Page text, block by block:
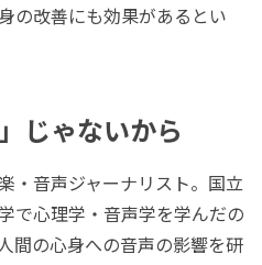
の改善にも効果があるとい
じゃないから
・音声ジャーナリスト。国立
で心理学・音声学を学んだの
間の心身への音声の影響を研